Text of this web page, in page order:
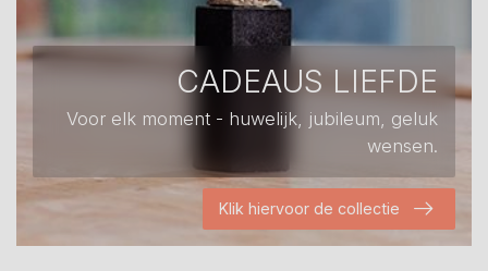
CADEAUS LIEFDE
Voor elk moment - huwelijk, jubileum, geluk
wensen.
Klik hiervoor de collectie